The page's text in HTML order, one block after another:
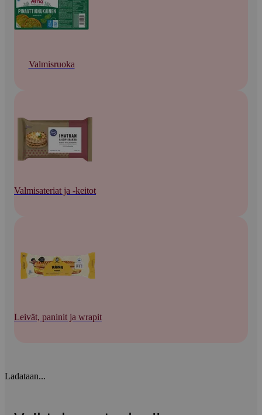
Valmisruoka
Valmisateriat ja -keitot
Leivät, paninit ja wrapit
Ladataan...